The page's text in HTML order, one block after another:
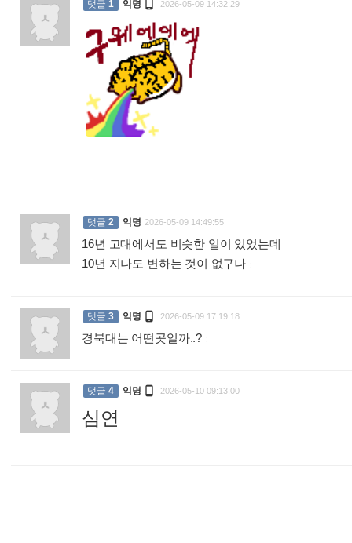
댓글 1 익명  2026-05-09 14:32:29
댓글 2 익명 2026-05-09 14:49:55
16년 고대에서도 비슷한 일이 있었는데
10년 지나도 변하는 것이 없구나
댓글 3 익명  2026-05-09 17:19:18
경북대는 어떤곳일까..?
댓글 4 익명  2026-05-10 09:13:00
심연